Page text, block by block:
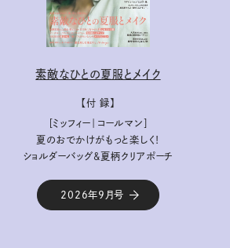
素敵なひとの夏服とメイク
【付 録】
［ミッフィー｜コールマン］
夏のおでかけがもっと楽しく！
ショルダーバッグ&夏柄クリアポーチ
2026年9月号